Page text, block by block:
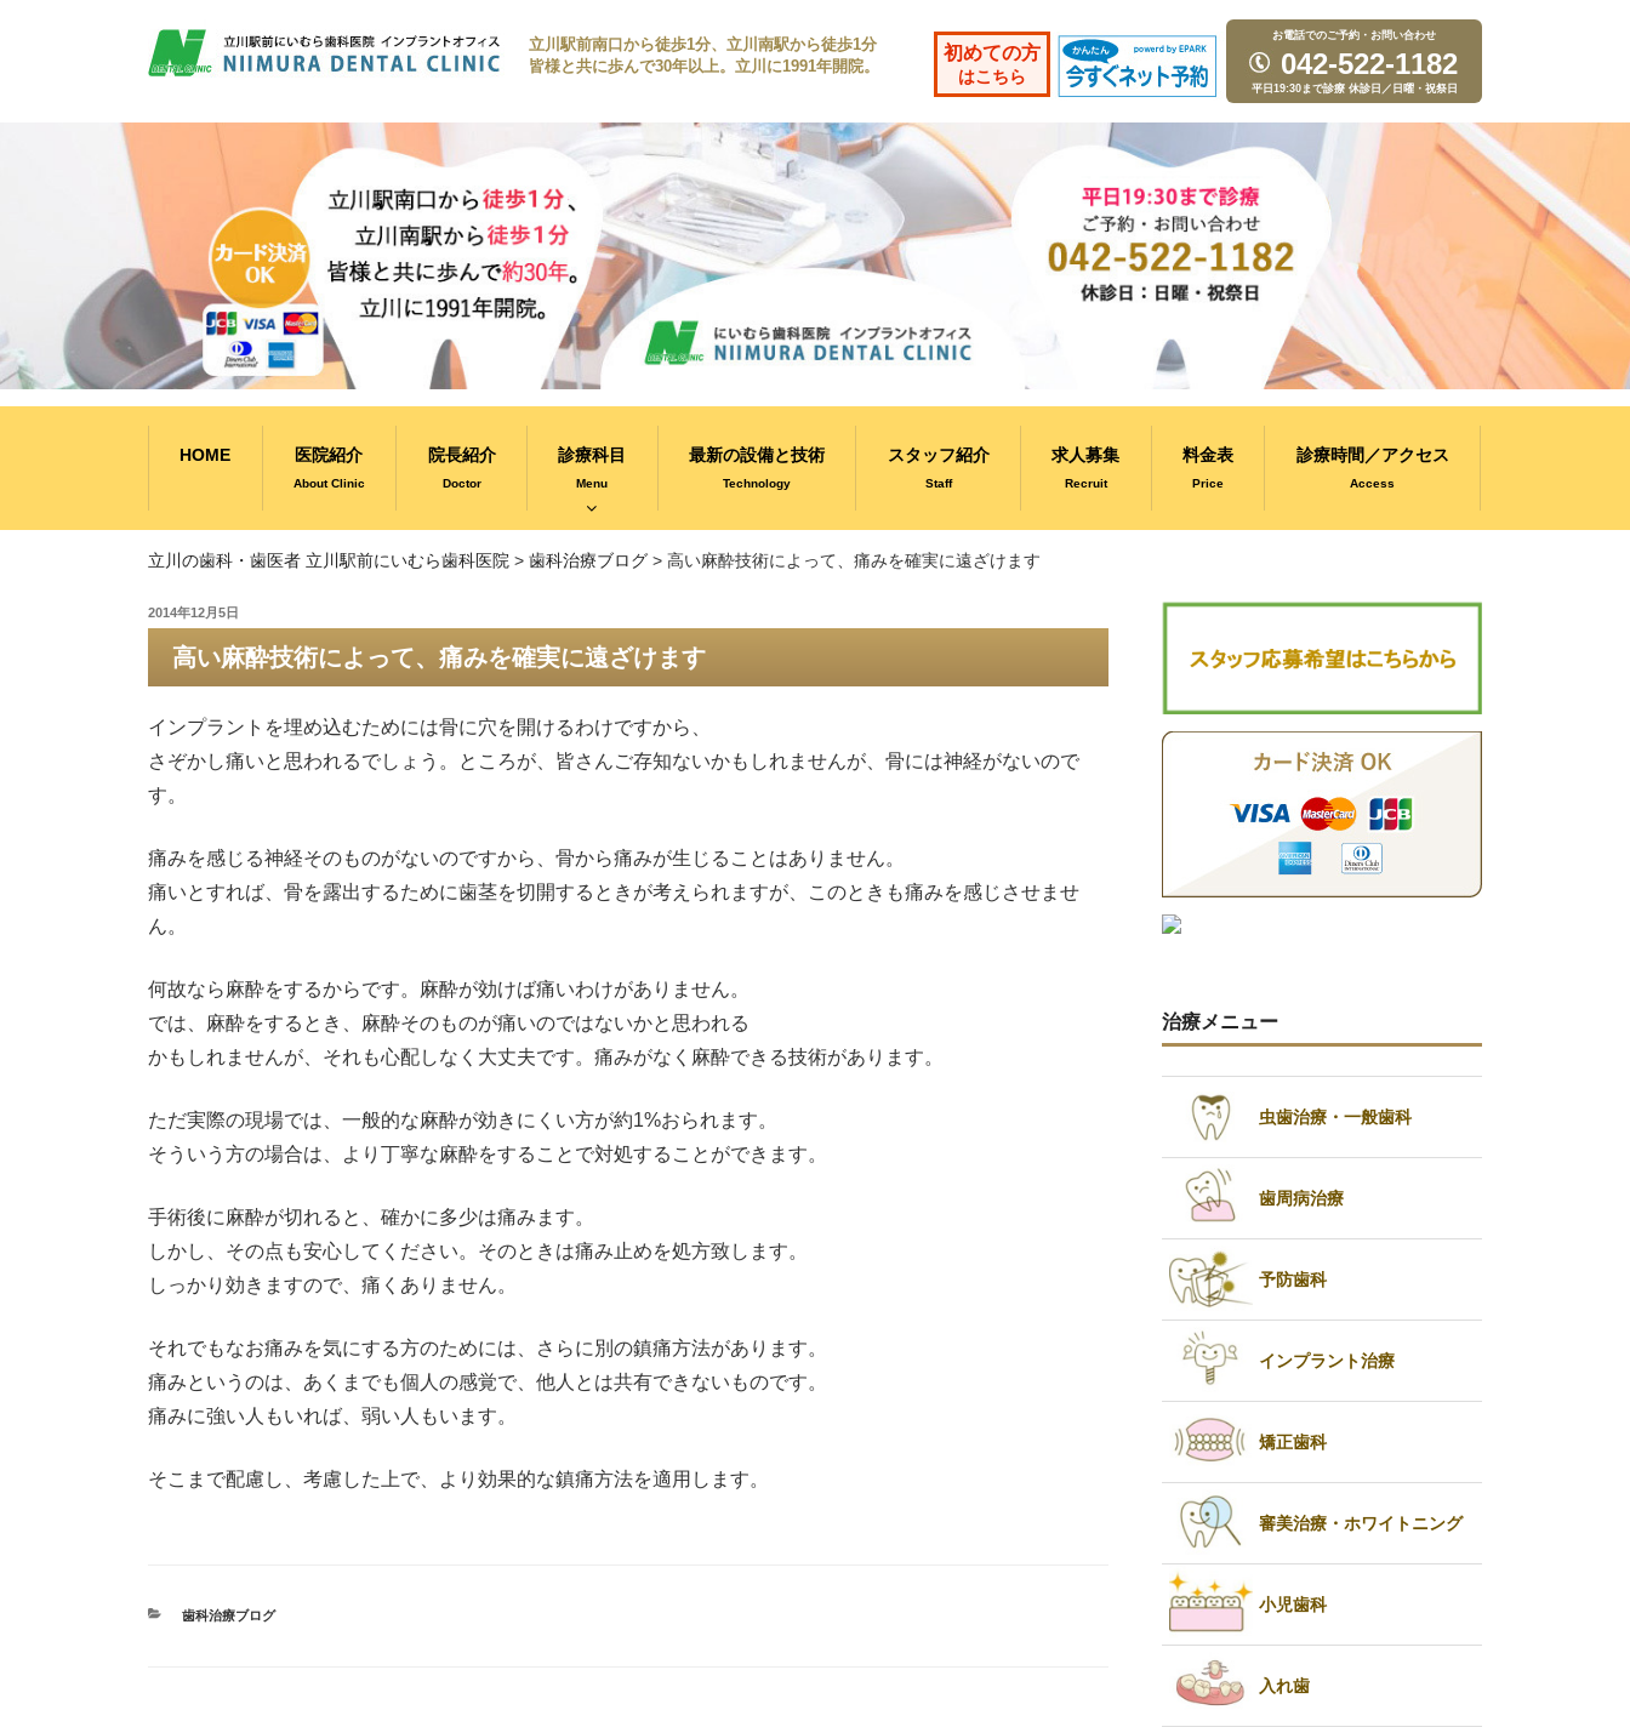
立川駅前南口から徒歩1分、立川南駅から徒歩1分
皆様と共に歩んで30年以上。立川に1991年開院。
初めての方
はこちら
お電話でのご予約・お問い合わせ
042-522-1182
平日19:30まで診療 休診日／日曜・祝祭日
HOME 医院紹介
About Clinic
院長紹介
Doctor
診療科目
Menu
最新の設備と技術
Technology
スタッフ紹介
Staff
求人募集
Recruit
料金表
Price
診療時間／アクセス
Access
立川の歯科・歯医者 立川駅前にいむら歯科医院 > 歯科治療ブログ > 高い麻酔技術によって、痛みを確実に遠ざけます
投
2014年12月5日
高い麻酔技術によって、痛みを確実に遠ざけます
インプラントを埋め込むためには骨に穴を開けるわけですから、
さぞかし痛いと思われるでしょう。ところが、皆さんご存知ないかもしれませんが、骨には神経がないので
す。
痛みを感じる神経そのものがないのですから、骨から痛みが生じることはありません。
痛いとすれば、骨を露出するために歯茎を切開するときが考えられますが、このときも痛みを感じさせませ
ん。
何故なら麻酔をするからです。麻酔が効けば痛いわけがありません。
では、麻酔をするとき、麻酔そのものが痛いのではないかと思われる
かもしれませんが、それも心配しなく大丈夫です。痛みがなく麻酔できる技術があります。
ただ実際の現場では、一般的な麻酔が効きにくい方が約1%おられます。
そういう方の場合は、より丁寧な麻酔をすることで対処することができます。
手術後に麻酔が切れると、確かに多少は痛みます。
しかし、その点も安心してください。そのときは痛み止めを処方致します。
しっかり効きますので、痛くありません。
それでもなお痛みを気にする方のためには、さらに別の鎮痛方法があります。
痛みというのは、あくまでも個人の感覚で、他人とは共有できないものです。
痛みに強い人もいれば、弱い人もいます。
そこまで配慮し、考慮した上で、より効果的な鎮痛方法を適用します。
カ
歯科治療ブログ
治療メニュー
虫歯治療・一般歯科
歯周病治療
予防歯科
インプラント治療
矯正歯科
審美治療・ホワイトニング
小児歯科
入れ歯